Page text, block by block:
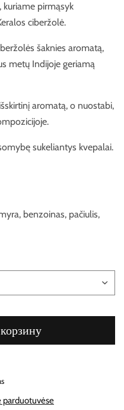
kuriame pirmąsyk
ciberžolė.
šaknies aromatą,
metų Indijoje geriamą
aromatą, o nuostabi,
sukeliantys kvepalai.
benzoinas, pačiulis,
parduotuvėse